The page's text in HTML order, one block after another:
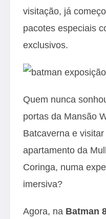
visitação, já
pacotes especiais
exclusivos.
Quem nunca
portas da Mansão
Batcaverna e
apartamento da
Coringa, numa
imersiva?
Agora, na Batman